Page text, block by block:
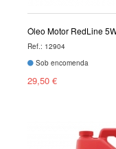
Óleo Motor RedLine
Ref.: 12904
Sob encomenda
29,50 €